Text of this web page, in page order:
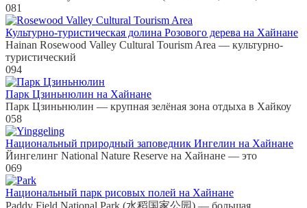
081
Культурно-туристическая долина Розового дерева на Хайнане
Hainan Rosewood Valley Cultural Tourism Area — культурно-
туристический
094
Парк Цзиньнюлин на Хайнане
Парк Цзиньнюлин — крупная зелёная зона отдыха в Хайкоу
058
Национальный природный заповедник Ингелин на Хайнане
Йингелинг National Nature Reserve на Хайнане — это
069
Национальный парк рисовых полей на Хайнане